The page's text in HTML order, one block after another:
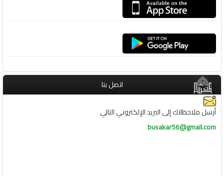
اتصل بنا
أرسل ملاحظاتك إلى البريد الإلكتروني التالي
busakar56@gmail.com